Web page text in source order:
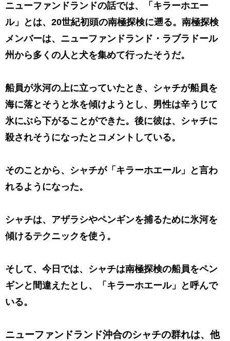
ニューファンドランドの話では、「キラーホエー
ル」とは、20世紀初頭の南極探検に遡る。南極探検
メンバーは、ニューファンドランド・ラブラドール
州から多くの人と犬を集めて行ったそうだ。
船員が氷河の上に立っていたとき、シャチが船員を
海に落とそうと氷を傾けようとし、 男性は辛うじて
氷にぶら下がることができた。後に彼は、シャチに
殺されそうになったとコメントしている。
そのことから、シャチが「キラーホエール」と言わ
れるようになった。
シャチは、アザラシやペンギンを捕るために氷河を
傾けるテクニックを使う。
そして、今日では、シャチは南極探検の船員をペン
ギンと間違えたとし、「キラーホエール」と呼んで
いる。
ニューファンドランド沖合のシャチの群れは、他